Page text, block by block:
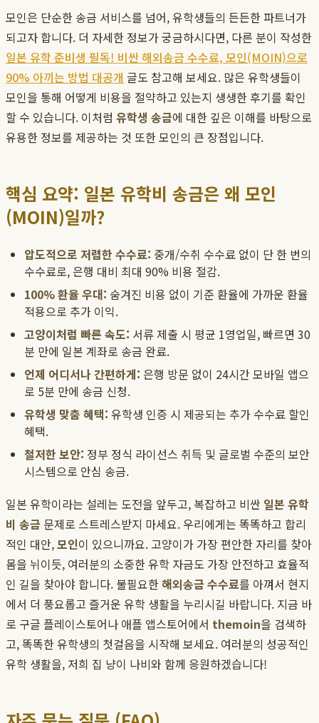
모인은 단순한 송금 서비스를 넘어, 유학생들의 든든한 파트너가
되고자 합니다. 더 자세한 정보가 궁금하시다면, 다른 분이 작성한
일본 유학 준비생 필독! 비싼 해외송금 수수료, 모인(MOIN)으로
90% 아끼는 방법 대공개 글도 참고해 보세요. 많은 유학생들이
모인을 통해 어떻게 비용을 절약하고 있는지 생생한 후기를 확인
할 수 있습니다. 이처럼 유학생 송금에 대한 깊은 이해를 바탕으로
유용한 정보를 제공하는 것 또한 모인의 큰 장점입니다.
핵심 요약: 일본 유학비 송금은 왜 모인
(MOIN)일까?
압도적으로 저렴한 수수료: 중개/수취 수수료 없이 단 한 번의
수수료로, 은행 대비 최대 90% 비용 절감.
100% 환율 우대: 숨겨진 비용 없이 기준 환율에 가까운 환율
적용으로 추가 이익.
고양이처럼 빠른 속도: 서류 제출 시 평균 1영업일, 빠르면 30
분 만에 일본 계좌로 송금 완료.
언제 어디서나 간편하게: 은행 방문 없이 24시간 모바일 앱으
로 5분 만에 송금 신청.
유학생 맞춤 혜택: 유학생 인증 시 제공되는 추가 수수료 할인
혜택.
철저한 보안: 정부 정식 라이선스 취득 및 글로벌 수준의 보안
시스템으로 안심 송금.
일본 유학이라는 설레는 도전을 앞두고, 복잡하고 비싼 일본 유학
비 송금 문제로 스트레스받지 마세요. 우리에게는 똑똑하고 합리
적인 대안,모인이 있으니까요. 고양이가 가장 편안한 자리를 찾아
몸을 뉘이듯, 여러분의 소중한 유학 자금도 가장 안전하고 효율적
인 길을 찾아야 합니다. 불필요한해외송금 수수료를 아껴서 현지
에서 더 풍요롭고 즐거운 유학 생활을 누리시길 바랍니다. 지금 바
로 구글 플레이스토어나 애플 앱스토어에서 themoin을 검색하
고, 똑똑한 유학생의 첫걸음을 시작해 보세요. 여러분의 성공적인
유학 생활을, 저희 집 냥이 나비와 함께 응원하겠습니다!